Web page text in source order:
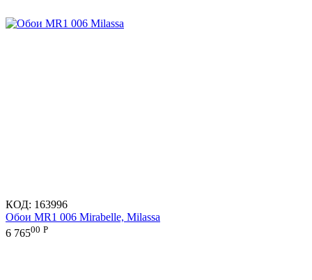
КОД: 163996
Обои MR1 006 Mirabelle, Milassa
6 76500 Р